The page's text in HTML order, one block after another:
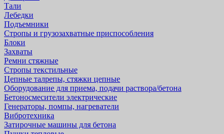
Тали
Лебедки
Подъемники
Стропы и грузозахватные приспособления
Блоки
Захваты
Ремни стяжные
Стропы текстильные
Цепные талрепы, стяжки цепные
Оборудование для приема, подачи раствора/бетона
Бетоносмесители электрические
Генераторы, помпы, нагреватели
Вибротехника
Затирочные машины для бетона